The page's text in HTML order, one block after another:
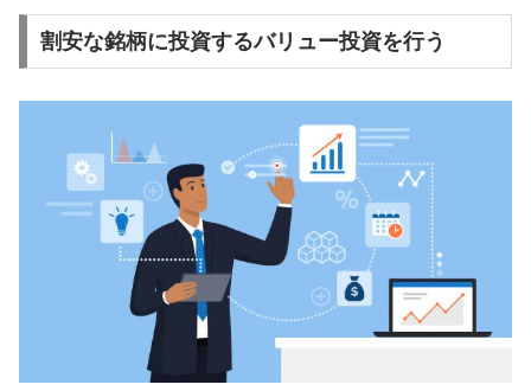
割安な銘柄に投資するバリュー投資を行う